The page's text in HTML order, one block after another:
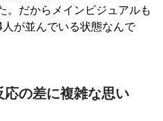
。だからメインビジュアルも
が並んでいる状態なんで
応の差に複雑な思い